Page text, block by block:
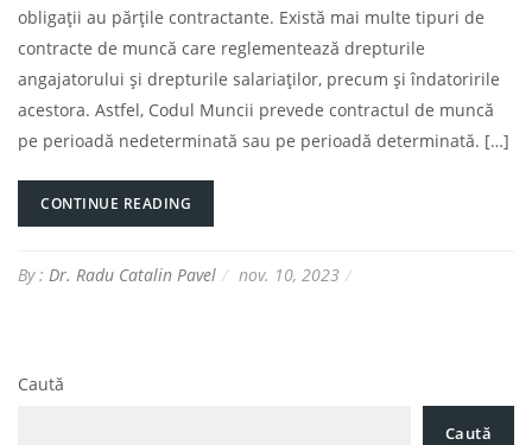
obligații au părțile contractante. Există mai multe tipuri de
contracte de muncă care reglementează drepturile
angajatorului și drepturile salariaților, precum și îndatoririle
acestora. Astfel, Codul Muncii prevede contractul de muncă
pe perioadă nedeterminată sau pe perioadă determinată. […]
CONTINUE READING
By : Dr. Radu Catalin Pavel nov. 10, 2023
Caută
Caută